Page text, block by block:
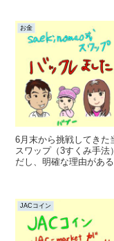
お金
6月末から挑戦してきた
スワップ（3すくみ手法
だし、明確な理由があ
JACコイン